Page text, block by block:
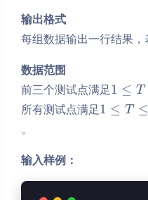
输出格式
每组数据输出一行结果，
数据范围
前三个测试点满足1 ≤ T
所有测试点满足1 ≤ T ≤
。
输入样例：